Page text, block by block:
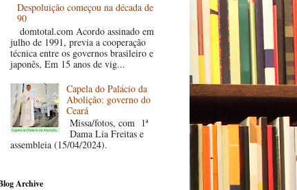
Despoluição começou na década de
90
domtotal.com Acordo assinado em
julho de 1991, previa a cooperação
técnica entre os governos brasileiro e
japonês, Em 15 anos de vig...
Capela do Palácio da
Abolição: governo do
Ceará
Missa/fotos, com 1ª
Dama Lia Freitas e
assembleia (15/04/2024).
Archive